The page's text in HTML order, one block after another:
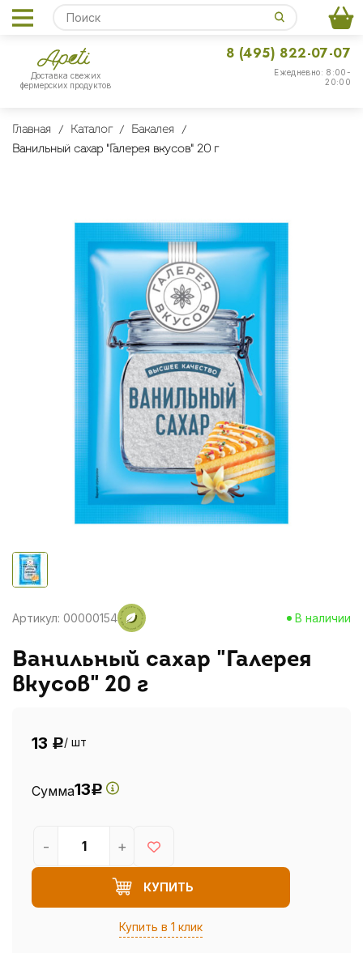
Доставка свежих
фермерских продуктов
Ежедневно: 8:00-
20:00
8 (495) 822-07-07
Главная Каталог
Бакалея
Ванильный сахар "Галерея вкусов" 20 г
Артикул: 00000154 В наличии
Ванильный сахар "Галерея
вкусов" 20 г
13 Р/ шт
Сумма13Р
КУПИТЬ
Купить в 1 клик
- +